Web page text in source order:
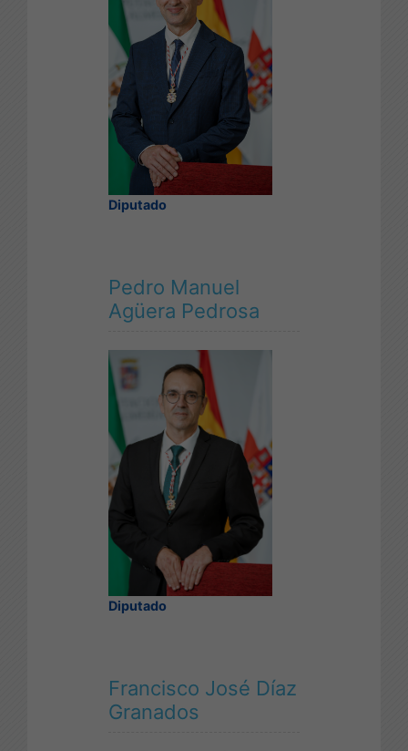
Diputado
Pedro Manuel
Agüera Pedrosa
Diputado
Francisco José Díaz
Granados